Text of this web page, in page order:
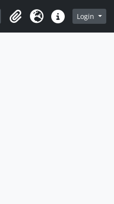
Busque na página de navegação
Clipboard
Idioma Atalhos Login